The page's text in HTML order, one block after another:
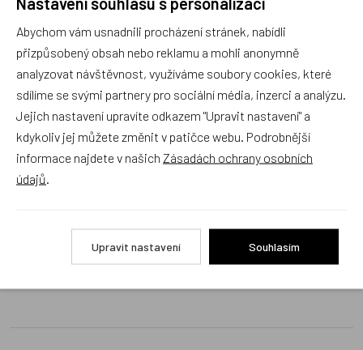
Jsme tu vždy rádi pro Vás! Váš rodinný obchod
Dráček.cz
Recenze v detailu produktu a texty od zákazníků v poradně
odrážejí výhradně názory a stanoviska zákazníků. Provozovatel
e-shopu Dráček.cz texty zákazníků předem neschvaluje ani
Zatím zde nejsou žádné dotazy. Buďte první, kdo se zeptá!
Abychom vám usnadnili procházení stránek, nabídli
přizpůsobený obsah nebo reklamu a mohli anonymně
analyzovat návštěvnost, využíváme soubory cookies, které
sdílíme se svými partnery pro sociální média, inzerci a analýzu.
Jejich nastavení upravíte odkazem "Upravit nastavení" a
kdykoliv jej můžete změnit v patičce webu. Podrobnější
informace najdete v našich Zásadách ochrany osobních
údajů
Upravit nastavení Souhlasím